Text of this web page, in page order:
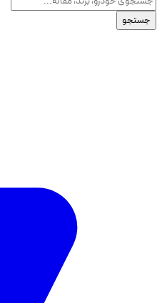
جستجو